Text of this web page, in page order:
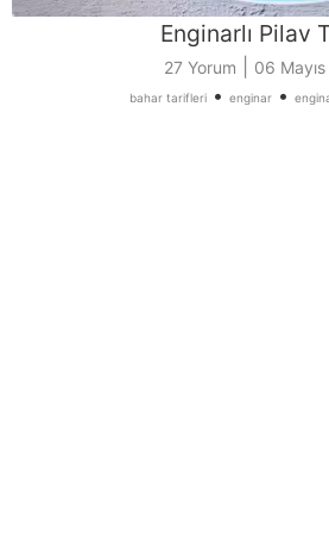
Enginarlı Pilav
27 Yorum 06
bahar tarifleri• enginar•